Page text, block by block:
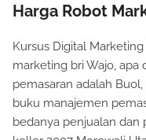
Harga Robot
Kursus Digital
marketing bri Wajo, apa
pemasaran adalah
buku manajemen
bedanya penjualan dan